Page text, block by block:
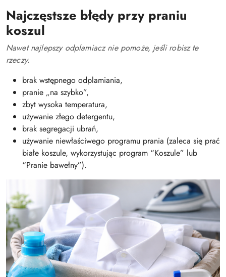
Najczęstsze błędy przy praniu
koszul
Nawet najlepszy odplamiacz nie pomoże, jeśli robisz te
rzeczy.
brak wstępnego odplamiania,
pranie „na szybko”,
zbyt wysoka temperatura,
używanie złego detergentu,
brak segregacji ubrań,
używanie niewłaściwego programu prania (zaleca się prać
białe koszule, wykorzystując program “Koszule” lub
“Pranie bawełny”).